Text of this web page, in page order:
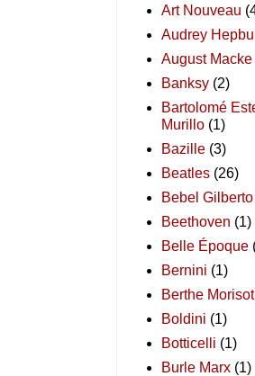
Art Nouveau
Audrey
August Macke
Banksy (2)
Bartolomé
Murillo (1)
Bazille (3)
Beatles (26)
Bebel Gilberto
Beethoven (1)
Belle Époque
Bernini (1)
Berthe Morisot
Boldini (1)
Botticelli (1)
Burle Marx (1)